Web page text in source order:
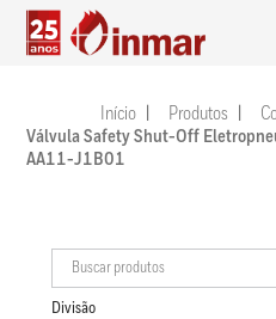
Início Produtos
Válvula Safety Shut-Off
AA11-J1B01
Divisão